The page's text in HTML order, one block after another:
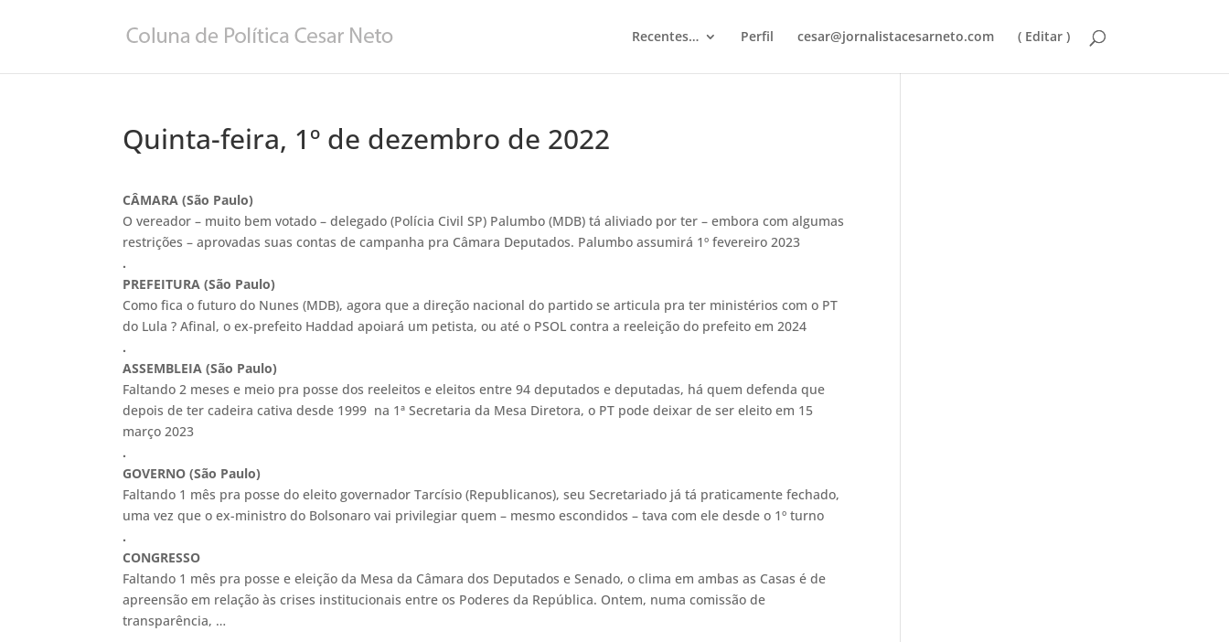
Recentes… Perfil cesar@jornalistacesarneto.com ( Editar )
Quinta-feira, 1º de dezembro de 2022
CÂMARA (São Paulo)
O vereador – muito bem votado – delegado (Polícia Civil SP) Palumbo (MDB) tá aliviado por ter – embora com algumas
restrições – aprovadas suas contas de campanha pra Câmara Deputados. Palumbo assumirá 1º fevereiro 2023
.
PREFEITURA(São Paulo)
Como fica o futuro do Nunes (MDB), agora que a direção nacional do partido se articula pra ter ministérios com o PT
do Lula ? Afinal, o ex-prefeito Haddad apoiará um petista, ou até o PSOL contra a reeleição do prefeito em 2024
.
ASSEMBLEIA (São Paulo)
Faltando 2 meses e meio pra posse dos reeleitos e eleitos entre 94 deputados e deputadas, há quem defenda que
depois de ter cadeira cativa desde 1999 na 1ª Secretaria da Mesa Diretora, o PT pode deixar de ser eleito em 15
março 2023
.
GOVERNO (São Paulo)
Faltando 1 mês pra posse do eleito governador Tarcísio (Republicanos), seu Secretariado já tá praticamente fechado,
uma vez que o ex-ministro do Bolsonaro vai privilegiar quem – mesmo escondidos – tava com ele desde o 1º turno
.
CONGRESSO
Faltando 1 mês pra posse e eleição da Mesa da Câmara dos Deputados e Senado, o clima em ambas as Casas é de
apreensão em relação às crises institucionais entre os Poderes da República. Ontem, numa comissão de
transparência, …